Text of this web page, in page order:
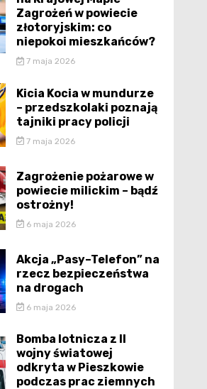
Zagrożeń w powiecie
złotoryjskim: co
niepokoi mieszkańców?
7 maja 2026
Kicia Kocia w mundurze
– przedszkolaki poznają
tajniki pracy policji
7 maja 2026
Zagrożenie pożarowe w
powiecie milickim – bądź
ostrożny!
6 maja 2026
Akcja „Pasy–Telefon” na
rzecz bezpieczeństwa
na drogach
6 maja 2026
Bomba lotnicza z II
wojny światowej
odkryta w Pieszkowie
podczas prac ziemnych